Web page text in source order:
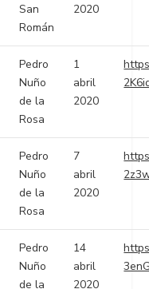
San
Román
2020
Pedro
Nuño
de la
Rosa
1
abril
2020
Pedro
Nuño
de la
Rosa
7
abril
2020
Pedro
Nuño
de la
14
abril
2020